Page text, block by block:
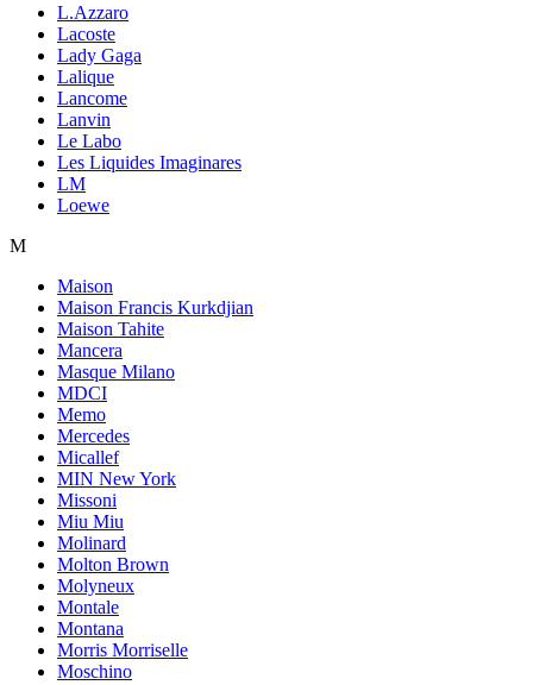
L.Azzaro
Lacoste
Lady Gaga
Lalique
Lancome
Lanvin
Le Labo
Les Liquides Imaginares
LM
Loewe
M
Maison
Maison Francis Kurkdjian
Maison Tahite
Mancera
Masque Milano
MDCI
Memo
Mercedes
Micallef
MIN New York
Missoni
Miu Miu
Molinard
Molton Brown
Molyneux
Montale
Montana
Morris Morriselle
Moschino